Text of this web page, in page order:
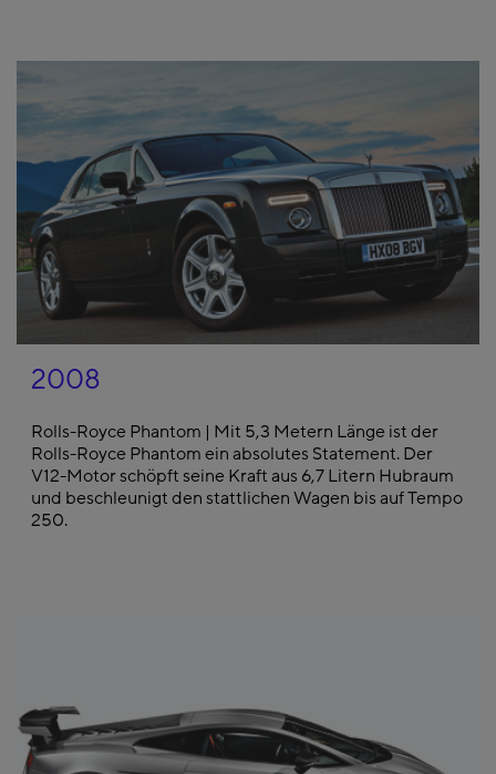
2008
Rolls-Royce Phantom | Mit 5,3 Metern Länge ist der
Rolls-Royce Phantom ein absolutes Statement. Der
V12-Motor schöpft seine Kraft aus 6,7 Litern Hubraum
und beschleunigt den stattlichen Wagen bis auf Tempo
250.